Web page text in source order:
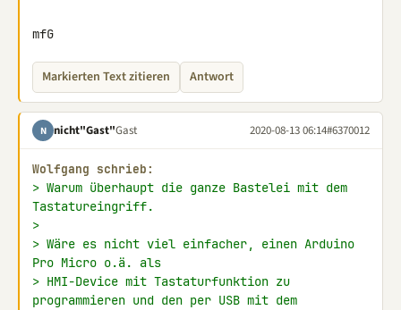
mfG
Markierten Text zitieren Antwort
N nicht"Gast"Gast 2020-08-13 06:14#6370012
Wolfgang schrieb:
> Warum überhaupt die ganze Bastelei mit dem
Tastatureingriff.
>
> Wäre es nicht viel einfacher, einen Arduino
Pro Micro o.ä. als
> HMI-Device mit Tastaturfunktion zu
programmieren und den per USB mit dem